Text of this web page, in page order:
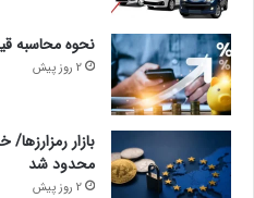
نحوه محاسبه
2 روز پیش
بازار
محدود شد
2 روز پیش